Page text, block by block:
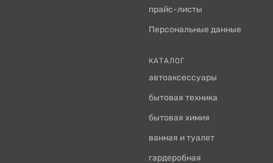
прайс-листы
Персональные данные
КАТАЛОГ
автоаксессуары
бытовая техника
бытовая химия
ванная и туалет
гардеробная